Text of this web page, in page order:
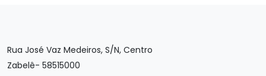
Rua José Vaz Medeiros, S/N, Centro
Zabelê- 58515000